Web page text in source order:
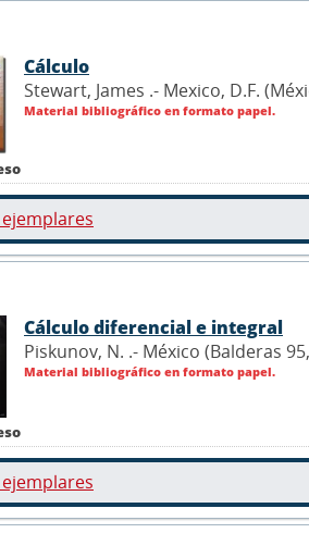
Cálculo
Stewart, James .- Mexico, D.F.
Material bibliográfico en formato papel.
Cálculo diferencial e integral
Piskunov, N. .- México (Balderas
Material bibliográfico en formato papel.